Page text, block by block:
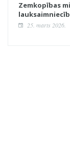
Zemkopības
25. marts 2026.